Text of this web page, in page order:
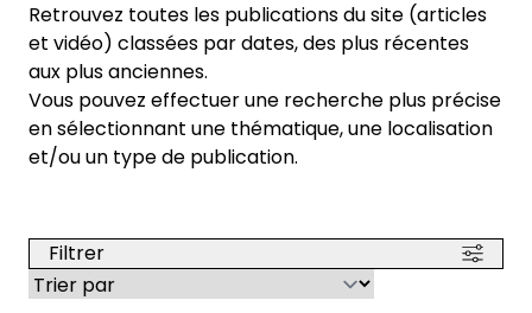
Retrouvez toutes les publications du site (articles
et vidéo) classées par dates, des plus récentes
aux plus anciennes.
Vous pouvez effectuer une recherche plus précise
en sélectionnant une thématique, une localisation
et/ou un type de publication.
Filtrer